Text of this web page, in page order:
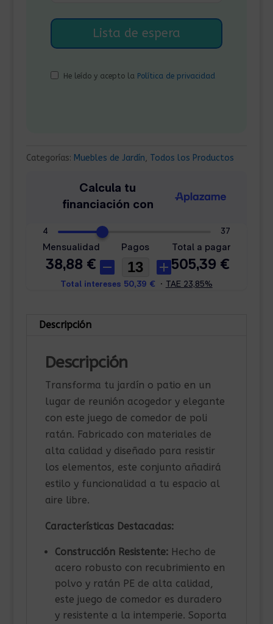
He leído y acepto la Política de privacidad
Categorías: Muebles de Jardín, Todos los Productos
Descripción
Descripción
Transforma tu jardín o patio en un
lugar de reunión acogedor y elegante
con este juego de comedor de poli
ratán. Fabricado con materiales de
alta calidad y diseñado para resistir
los elementos, este conjunto añadirá
estilo y funcionalidad a tu espacio al
aire libre.
Características Destacadas:
Construcción Resistente:Hecho de
acero robusto con recubrimiento en
polvo y ratán PE de alta calidad,
este juego de comedor es duradero
y resistente a la intemperie. Soporta